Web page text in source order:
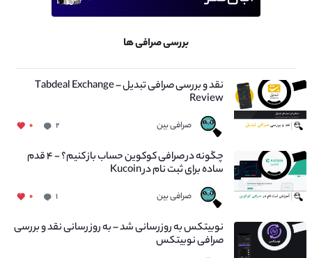
بررسی صرافی ها
نقد و بررسی صرافی تبدیل – Tabdeal Exchange
Review
صرافی بین ۲ ۰
چگونه در صرافی کوکوین حساب باز کنیم؟ - ۴ قدم
ساده برای ثبت نام در Kucoin
صرافی بین ۱ ۰
نوبیتکس به روزرسانی شد – به روز رسانی نقد و بررسی
صرافی نوبیتکس